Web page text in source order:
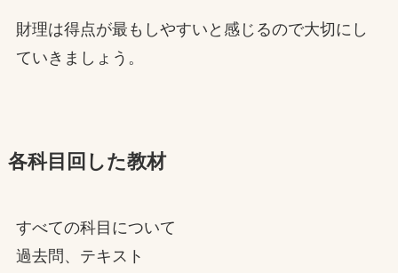
財理は得点が最もしやすいと感じるので大切にし
ていきましょう。
各科目回した教材
すべての科目について
過去問、テキスト